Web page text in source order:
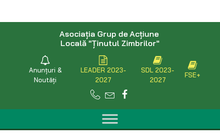
Asociaţia Grup de Acţiune
Locală "Ţinutul Zimbrilor"
Anunțuri &
Noutăți
LEADER 2023-
2027
SDL 2023-
2027
FSE+